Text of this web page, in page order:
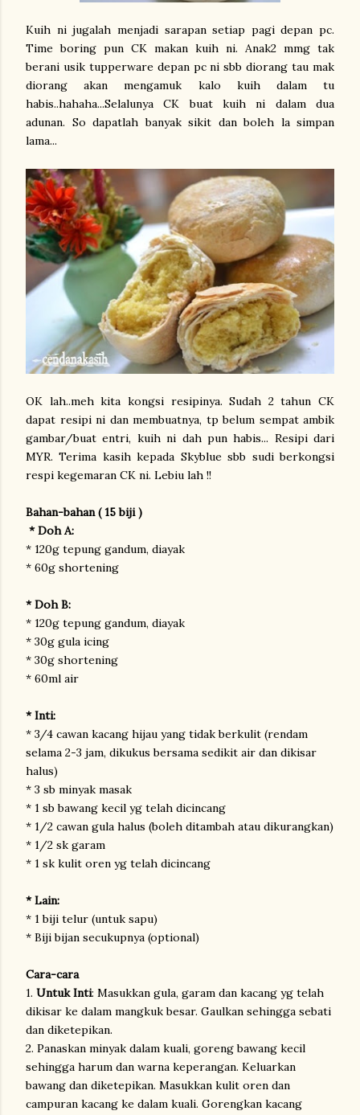
Kuih ni jugalah menjadi sarapan setiap pagi depan pc.
Time boring pun CK makan kuih ni. Anak2 mmg tak
berani usik tupperware depan pc ni sbb diorang tau mak
diorang akan mengamuk kalo kuih dalam tu
habis..hahaha...Selalunya CK buat kuih ni dalam dua
adunan. So dapatlah banyak sikit dan boleh la simpan
lama...
OK lah..meh kita kongsi resipinya. Sudah 2 tahun CK
dapat resipi ni dan membuatnya, tp belum sempat ambik
gambar/buat entri, kuih ni dah pun habis... Resipi dari
MYR. Terima kasih kepada Skyblue sbb sudi berkongsi
respi kegemaran CK ni. Lebiu lah !!
Bahan-bahan ( 15 biji )
* Doh A:
* 120g tepung gandum, diayak
* 60g shortening
* Doh B:
* 120g tepung gandum, diayak
* 30g gula icing
* 30g shortening
* 60ml air
* Inti:
* 3/4 cawan kacang hijau yang tidak berkulit (rendam
selama 2-3 jam, dikukus bersama sedikit air dan dikisar
halus)
* 3 sb minyak masak
* 1 sb bawang kecil yg telah dicincang
* 1/2 cawan gula halus (boleh ditambah atau dikurangkan)
* 1/2 sk garam
* 1 sk kulit oren yg telah dicincang
* Lain:
* 1 biji telur (untuk sapu)
* Biji bijan secukupnya (optional)
Cara-cara
1. Untuk Inti: Masukkan gula, garam dan kacang yg telah
dikisar ke dalam mangkuk besar. Gaulkan sehingga sebati
dan diketepikan.
2. Panaskan minyak dalam kuali, goreng bawang kecil
sehingga harum dan warna keperangan. Keluarkan
bawang dan diketepikan. Masukkan kulit oren dan
campuran kacang ke dalam kuali. Gorengkan kacang